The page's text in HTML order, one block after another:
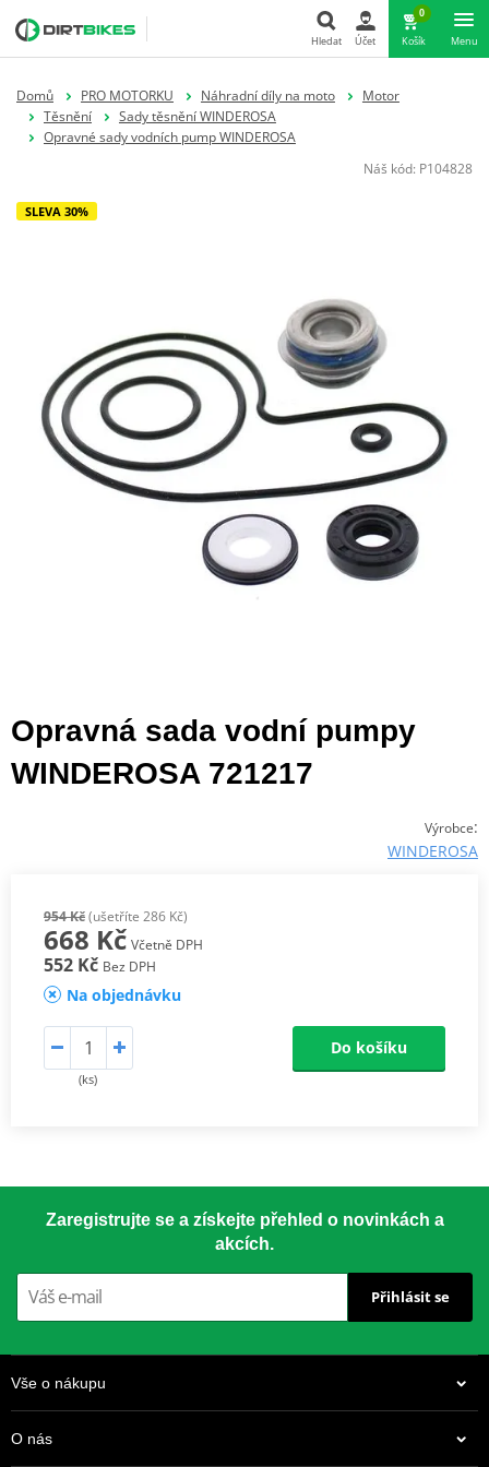
Hledat Účet
0
Košík Menu
Domů PRO MOTORKU Náhradní díly na moto
Motor
Těsnění
Sady těsnění WINDEROSA
Opravné sady vodních pump WINDEROSA
Náš kód: P104828
SLEVA 30%
Opravná sada vodní pumpy
WINDEROSA 721217
Výrobce:
WINDEROSA
954 Kč(ušetříte 286 Kč)
668 Kč Včetně DPH
552 Kč Bez DPH
Na objednávku
(ks)
Do košíku
Zaregistrujte se a získejte přehled o novinkách a
akcích.
Přihlásit se
Vše o nákupu
O nás